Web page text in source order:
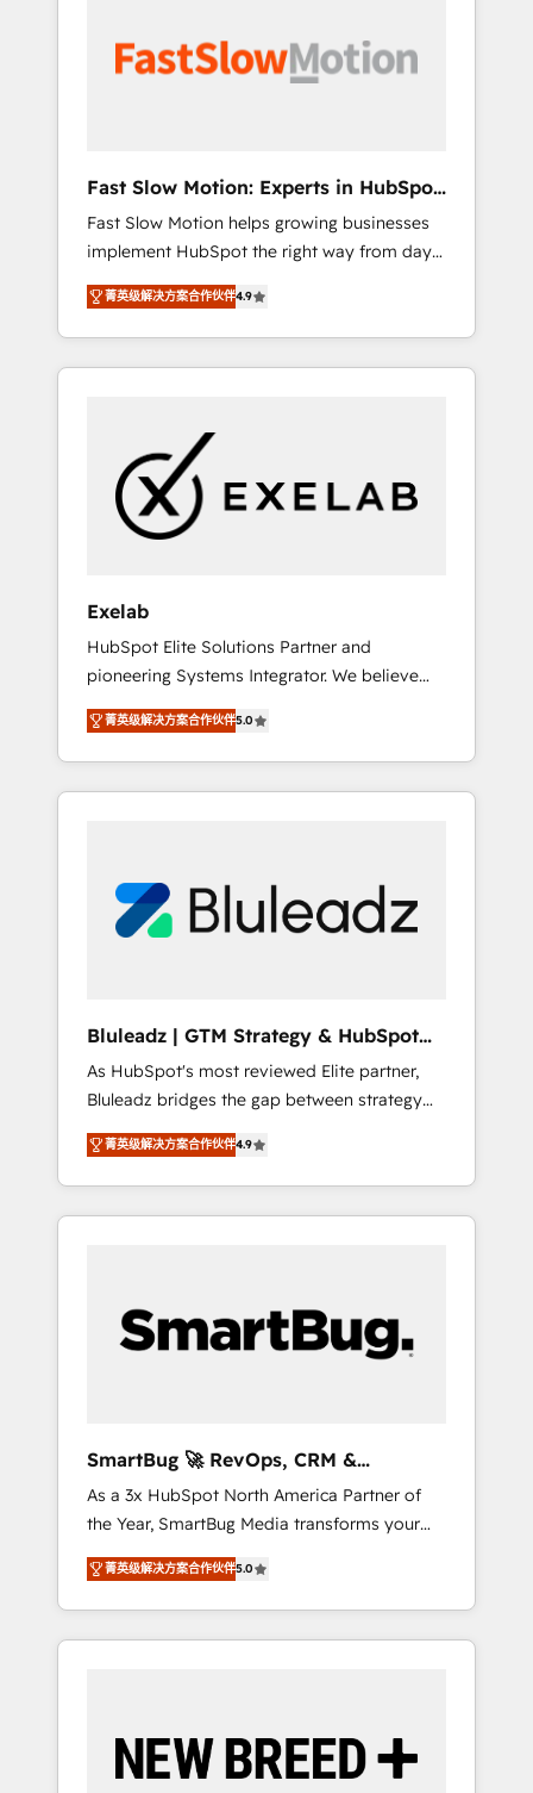
so it actually drives revenue, not just reports
reporting - Workflow automation and data
clean-up - Sales enablement and team
training - Ongoing optimisation and RevOps
support Based in Leeds and London, we
partner with SMEs across the UK who are
ready to turn HubSpot into the growth
engine it’s meant to be.
Fast Slow Motion: Experts in HubSpot
& Salesforce
Fast Slow Motion helps growing businesses
implement HubSpot the right way from day
one — with the flexibility to scale as
complexity increases. Highly certified in both
HubSpot and Salesforce, we bring deep
experience in CRM implementation,
growing mid-market and enterprise
organizations, our team combines strong
technical execution with real business
perspective. Many of our consultants have
operators need as their systems, data, and
processes evolve. Since 2014, we’ve
supported 1,400+ clients across a wide range
of industries, including healthcare, software,
B2B services, manufacturing, financial
services and more. Whether clients are new
to HubSpot or expanding into more
long-term value and a consistently strong
client experience.
菁英级解决方案合作伙伴4.9
Exelab
HubSpot Elite Solutions Partner and
pioneering Systems Integrator. We believe
technology should serve business strategy,
not the other way around. Every engagement
begins with clear objectives, customer
journey mapping, and measurable KPIs. Only
Connectors, workflows, and data
architectures that make HubSpot the
HubSpot beyond standard configurations. -
AI-FIRST- AI across customer-facing
operations to accelerate decisions,
streamline processes, and unlock efficiency
at scale. From predictive intelligence to
conversational AI, we turn data into action
and automation into competitive advantage.
菁英级解决方案合作伙伴5.0
Bluleadz | GTM Strategy & HubSpot
Implementation
As HubSpot's most reviewed Elite partner,
Bluleadz bridges the gap between strategy
and execution. We don't just "set up tools" —
we install the GTM Operating System (GTM
OS) to align your leadership and engineer a
portal that drives predictable revenue
and Story to stop "accelerating a mess." ⚙️
Elite Engineering & AI Scalable Architecture:
agents, and high-integrity migrations for total
reporting clarity. Security & Compliance: SOC
2 Type I and HIPAA attested for enterprise-
grade data security. 🏆 Why Bluleadz? GTM
OS Partner | 16+ Years Experience | 1,000+
Five-Star Reviews
菁英级解决方案合作伙伴4.9
SmartBug 🚀 RevOps, CRM &
Integration Experts
As a 3x HubSpot North America Partner of
the Year, SmartBug Media transforms your
customer lifecycle into a revenue engine. Our
unified ecosystem includes specialized
divisions Globalia (AI & Software) and Point
Success Media (Paid Media), making this the
by Globalia’s technical development team. -
19 HubSpot-certified trainers to drive
菁英级解决方案合作伙伴5.0